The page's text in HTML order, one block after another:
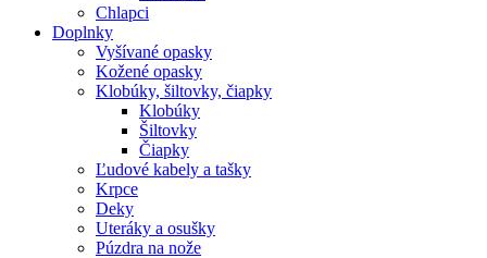
Chlapci
Doplnky
Vyšívané opasky
Kožené opasky
Klobúky, šiltovky, čiapky
Klobúky
Šiltovky
Čiapky
Ľudové kabely a tašky
Krpce
Deky
Uteráky a osušky
Púzdra na nože